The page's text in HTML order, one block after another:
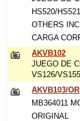
HS520/
OTHERS
CARGA
AKVB102
JUEGO DE
VS126/
AKVB103/OR
MB364011
ORIGINAL